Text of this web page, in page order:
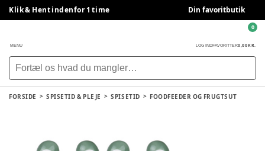
Klik & Hent indenfor 1 time Din favoritbutik
MENU LOG INDFAVORITTER0,00 KR.
0
FORSIDE SPISETID & PLEJE SPISETID FOODFEEDER OG FRUGTSUT